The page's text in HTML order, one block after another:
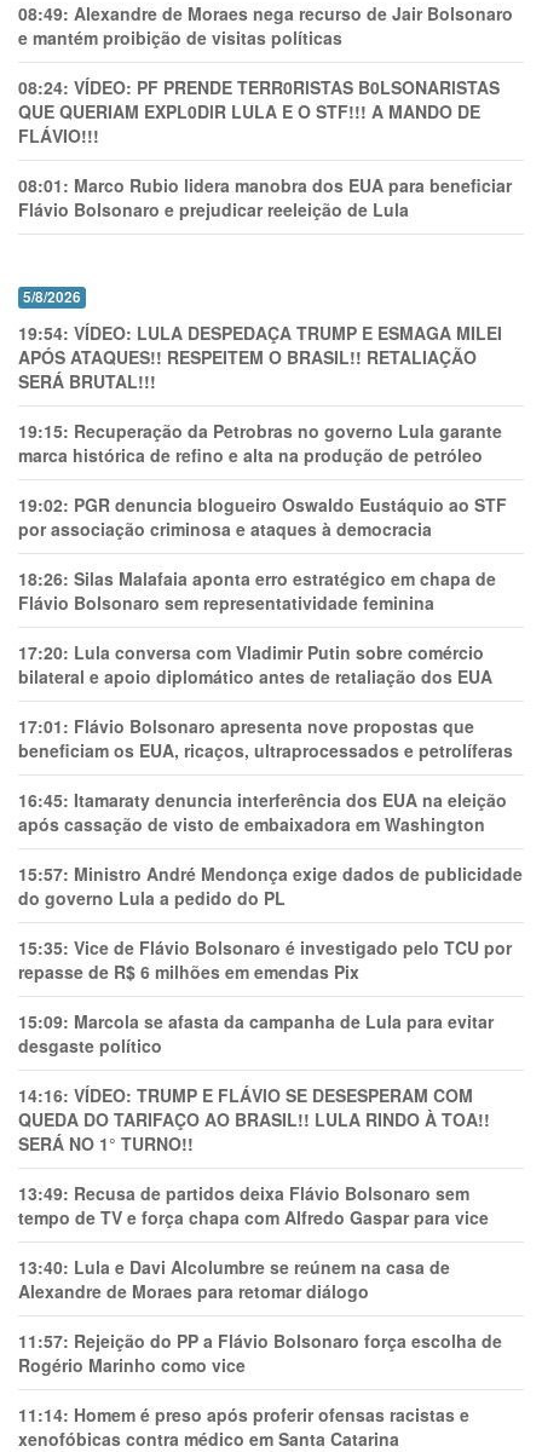
08:49: Alexandre de Moraes nega recurso de Jair Bolsonaro
e mantém proibição de visitas políticas
08:24: VÍDEO: PF PRENDE TERR0RlSTAS B0LSONARlSTAS
QUE QUERIAM EXPL0DlR LULA E O STF!!! A MANDO DE
FLÁVIO!!!
08:01: Marco Rubio lidera manobra dos EUA para beneficiar
Flávio Bolsonaro e prejudicar reeleição de Lula
5/8/2026
19:54: VÍDEO: LULA DESPEDAÇA TRUMP E ESMAGA MILEI
APÓS ATAQUES!! RESPEITEM O BRASIL!! RETALIAÇÃO
SERÁ BRUTAL!!!
19:15: Recuperação da Petrobras no governo Lula garante
marca histórica de refino e alta na produção de petróleo
19:02: PGR denuncia blogueiro Oswaldo Eustáquio ao STF
por associação criminosa e ataques à democracia
18:26: Silas Malafaia aponta erro estratégico em chapa de
Flávio Bolsonaro sem representatividade feminina
17:20: Lula conversa com Vladimir Putin sobre comércio
bilateral e apoio diplomático antes de retaliação dos EUA
17:01: Flávio Bolsonaro apresenta nove propostas que
beneficiam os EUA, ricaços, ultraprocessados e petrolíferas
16:45: Itamaraty denuncia interferência dos EUA na eleição
após cassação de visto de embaixadora em Washington
15:57: Ministro André Mendonça exige dados de publicidade
do governo Lula a pedido do PL
15:35: Vice de Flávio Bolsonaro é investigado pelo TCU por
repasse de R$ 6 milhões em emendas Pix
15:09: Marcola se afasta da campanha de Lula para evitar
desgaste político
14:16: VÍDEO: TRUMP E FLÁVIO SE DESESPERAM COM
QUEDA DO TARIFAÇO AO BRASIL!! LULA RINDO À TOA!!
SERÁ NO 1° TURNO!!
13:49: Recusa de partidos deixa Flávio Bolsonaro sem
tempo de TV e força chapa com Alfredo Gaspar para vice
13:40: Lula e Davi Alcolumbre se reúnem na casa de
Alexandre de Moraes para retomar diálogo
11:57: Rejeição do PP a Flávio Bolsonaro força escolha de
Rogério Marinho como vice
11:14: Homem é preso após proferir ofensas racistas e
xenofóbicas contra médico em Santa Catarina